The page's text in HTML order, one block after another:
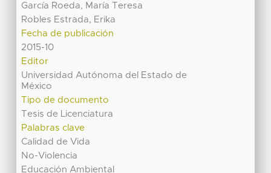
García Roeda, María Teresa
Robles Estrada, Erika
Fecha de publicación
2015-10
Editor
Universidad Autónoma del Estado de
México
Tipo de documento
Tesis de Licenciatura
Palabras clave
Calidad de Vida
No-Violencia
Educación Ambiental